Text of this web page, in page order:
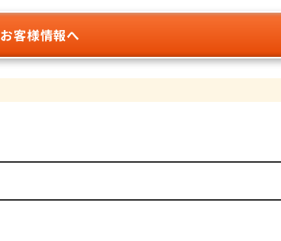
お客様情報へ